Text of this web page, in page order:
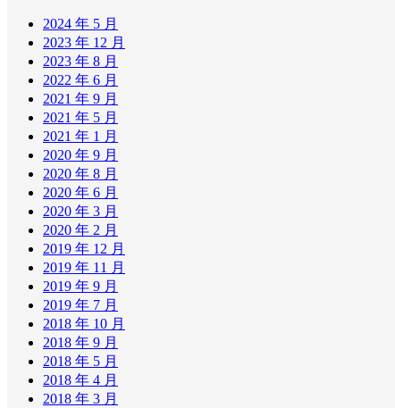
2024 年 5 月
2023 年 12 月
2023 年 8 月
2022 年 6 月
2021 年 9 月
2021 年 5 月
2021 年 1 月
2020 年 9 月
2020 年 8 月
2020 年 6 月
2020 年 3 月
2020 年 2 月
2019 年 12 月
2019 年 11 月
2019 年 9 月
2019 年 7 月
2018 年 10 月
2018 年 9 月
2018 年 5 月
2018 年 4 月
2018 年 3 月